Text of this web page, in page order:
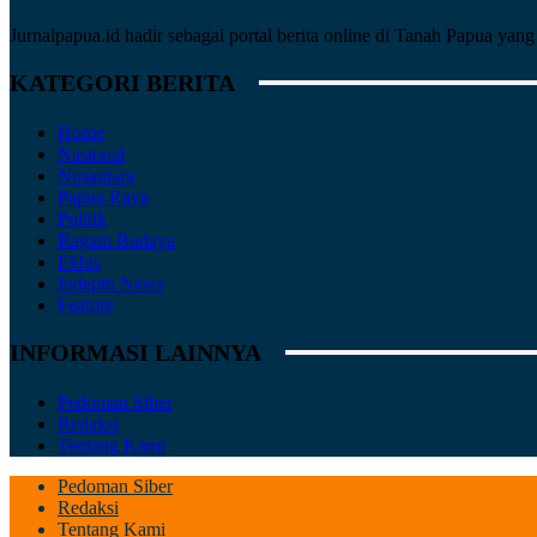
Jurnalpapua.id hadir sebagai portal berita online di Tanah Papua
KATEGORI BERITA
Home
Nasional
Nusantara
Papua Raya
Politik
Ragam Budaya
Ekbis
Indepth News
Feature
INFORMASI LAINNYA
Pedoman Siber
Redaksi
Tentang Kami
Pedoman Siber
Redaksi
Tentang Kami